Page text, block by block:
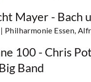
Mayer - Bach
| Philharmonie Essen,
100 - Chris
Band